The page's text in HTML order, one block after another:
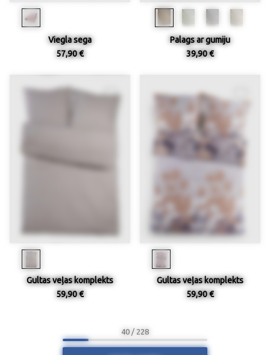
Viegla sega
57,90 €
Palags ar gumiju
39,90 €
Gultas veļas komplekts
59,90 €
Gultas veļas komplekts
59,90 €
40 / 228